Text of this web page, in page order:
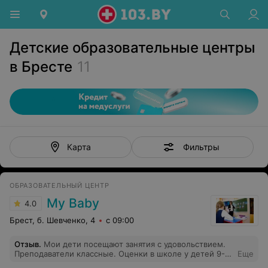
Детские образовательные центры
в Бресте 11
Карта Фильтры
ОБРАЗОВАТЕЛЬНЫЙ ЦЕНТР
4.0 My Baby
Брест, б. Шевченко, 4 с 09:00
Отзыв. Мои дети посещают занятия с удовольствием.
Преподаватели классные. Оценки в школе у детей 9-
Еще